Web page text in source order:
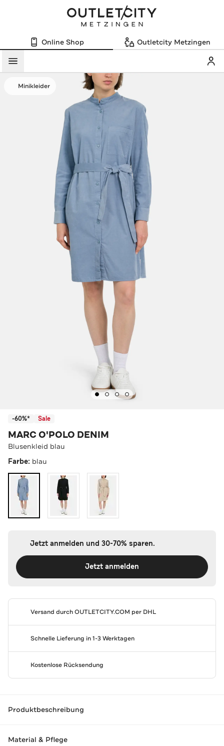
Online Shop Outletcity Metzingen
Menü
Minikleider
-60%* Sale
MARC O'POLO DENIM
Blusenkleid blau
Farbe: blau
Jetzt anmelden und 30-70% sparen.
Jetzt anmelden
Versand durchOUTLETCITY.COM per DHL
Schnelle Lieferung in 1-3 Werktagen
Kostenlose Rücksendung
Produktbeschreibung
Material & Pflege